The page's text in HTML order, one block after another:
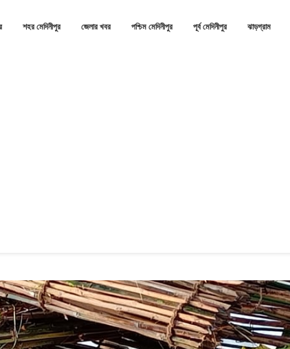
শহর মেদিনীপুর জেলার খবর পশ্চিম মেদিনীপুর পূর্ব মেদিনীপুর ঝাড়গ্রাম